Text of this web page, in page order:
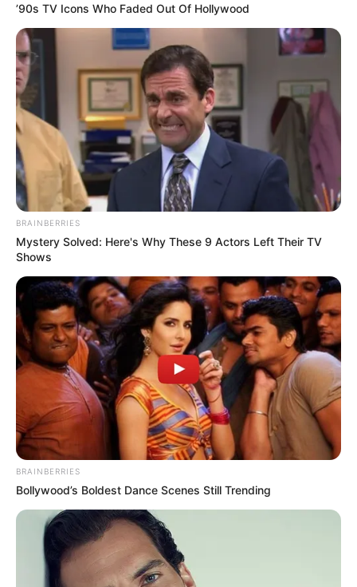
A magyar kormány közvetítésében nem lehetett
látni a mozdulatot. A miniszterelnök akkor
nyilvánult meg, amikor az amerikai alelnök a biztos
választási győzelméről beszélt.
’90s TV Icons Who Faded Out Of Hollywood
BRAINBERRIES
Mystery Solved: Here's Why These 9 Actors Left Their TV
Shows
BRAINBERRIES
Bollywood’s Boldest Dance Scenes Still Trending